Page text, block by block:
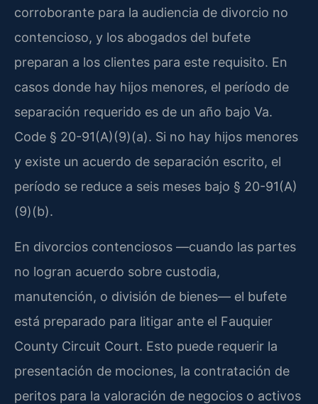
corroborante para la audiencia de divorcio no
contencioso, y los abogados del bufete
preparan a los clientes para este requisito. En
casos donde hay hijos menores, el período de
separación requerido es de un año bajo Va.
Code § 20-91(A)(9)(a). Si no hay hijos menores
y existe un acuerdo de separación escrito, el
período se reduce a seis meses bajo § 20-91(A)
(9)(b).
En divorcios contenciosos —cuando las partes
no logran acuerdo sobre custodia,
manutención, o división de bienes— el bufete
está preparado para litigar ante el Fauquier
County Circuit Court. Esto puede requerir la
presentación de mociones, la contratación de
peritos para la valoración de negocios o activos